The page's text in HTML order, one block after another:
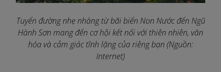
Tuyến đường nhẹ nhàng từ bãi biển Non Nước đến Ngũ
Hành Sơn mang đến cơ hội kết nối với thiên nhiên, văn
hóa và cảm giác tĩnh lặng của riêng bạn (Nguồn:
Internet)